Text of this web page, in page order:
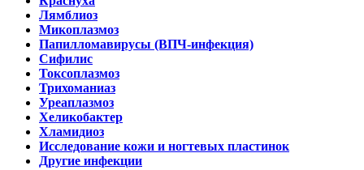
Лямблиоз
Микоплазмоз
Папилломавирусы (ВПЧ-инфекция)
Сифилис
Токсоплазмоз
Трихоманиаз
Уреаплазмоз
Хеликобактер
Хламидиоз
Исследование кожи и ногтевых пластинок
Другие инфекции